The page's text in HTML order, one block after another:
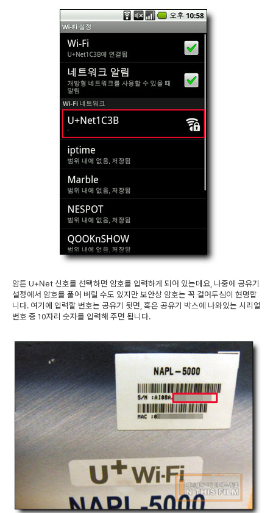
암튼 U+Net 신호를 선택하면 암호를 입력하게 되어 있는데요, 나중에 공유기
설정에서 암호를 풀어 버릴 수도 있지만 보안상 암호는 꼭 걸어두심이 현명합
니다. 여기에 입력할 번호는 공유기 뒷면, 혹은 공유기 박스에 나와있는 시리얼
번호 중 10자리 숫자를 입력해 주면 됩니다.